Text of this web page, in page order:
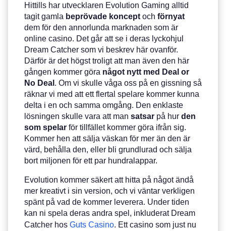
Hittills har utvecklaren Evolution Gaming alltid
tagit gamla beprövade koncept och förnyat
dem för den annorlunda marknaden som är
online casino. Det går att se i deras lyckohjul
Dream Catcher som vi beskrev här ovanför.
Därför är det högst troligt att man även den här
gången kommer göra något nytt med Deal or
No Deal . Om vi skulle våga oss på en gissning så
räknar vi med att ett flertal spelare kommer kunna
delta i en och samma omgång. Den enklaste
lösningen skulle vara att man satsar på hur den
som spelar för tillfället kommer göra ifrån sig.
Kommer hen att sälja väskan för mer än den är
värd, behålla den, eller bli grundlurad och sälja
bort miljonen för ett par hundralappar.
Evolution kommer säkert att hitta på något ändå
mer kreativt i sin version, och vi väntar verkligen
spänt på vad de kommer leverera. Under tiden
kan ni spela deras andra spel, inkluderat Dream
Catcher hos Guts Casino. Ett casino som just nu